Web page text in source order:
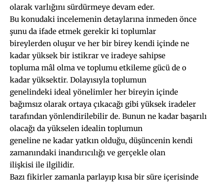
olarak varlığını sürdürmeye devam eder.
Bu konudaki incelemenin detaylarına inmeden önce
şunu da ifade etmek gerekir ki toplumlar
bireylerden oluşur ve her bir birey kendi içinde ne
kadar yüksek bir istikrar ve iradeye sahipse
topluma mâl olma ve toplumu etkileme gücü de o
kadar yüksektir. Dolayısıyla toplumun
genelindeki ideal yönelimler her bireyin içinde
bağımsız olarak ortaya çıkacağı gibi yüksek iradeler
tarafından yönlendirilebilir de. Bunun ne kadar başarılı
olacağı da yükselen idealin toplumun
geneline ne kadar yatkın olduğu, düşüncenin kendi
zamanındaki inandırıcılığı ve gerçekle olan
ilişkisi ile ilgilidir.
Bazı fikirler zamanla parlayıp kısa bir süre içerisinde